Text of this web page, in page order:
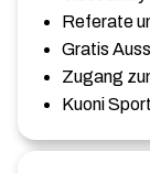
Referate
Gratis
Zugang
Kuoni